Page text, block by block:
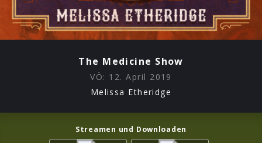
The Medicine Show
VÖ: 12. April 2019
Melissa Etheridge
Streamen und Downloaden